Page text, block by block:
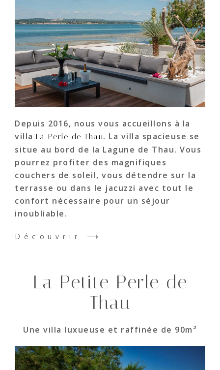
Depuis 2016, nous vous accueillons à la
villa La Perle de Thau. La villa spacieuse se
situe au bord de la Lagune de Thau. Vous
pourrez profiter des magnifiques
couchers de soleil, vous détendre sur la
terrasse ou dans le jacuzzi avec tout le
confort nécessaire pour un séjour
inoubliable.
Découvrir ⟶
La Petite Perle de
Thau
Une villa luxueuse et raffinée de 90m²